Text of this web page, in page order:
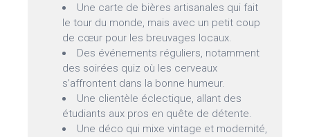
Une carte de bières artisanales qui fait
le tour du monde, mais avec un petit coup
de cœur pour les breuvages locaux.
Des événements réguliers, notamment
des soirées quiz où les cerveaux
s’affrontent dans la bonne humeur.
Une clientèle éclectique, allant des
étudiants aux pros en quête de détente.
Une déco qui mixe vintage et modernité,